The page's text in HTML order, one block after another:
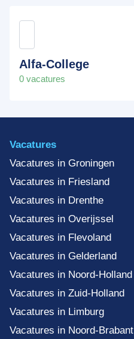
Alfa-College
0 vacatures
Vacatures
Vacatures in Groningen
Vacatures in Friesland
Vacatures in Drenthe
Vacatures in Overijssel
Vacatures in Flevoland
Vacatures in Gelderland
Vacatures in Noord-Holland
Vacatures in Zuid-Holland
Vacatures in Limburg
Vacatures in Noord-Brabant